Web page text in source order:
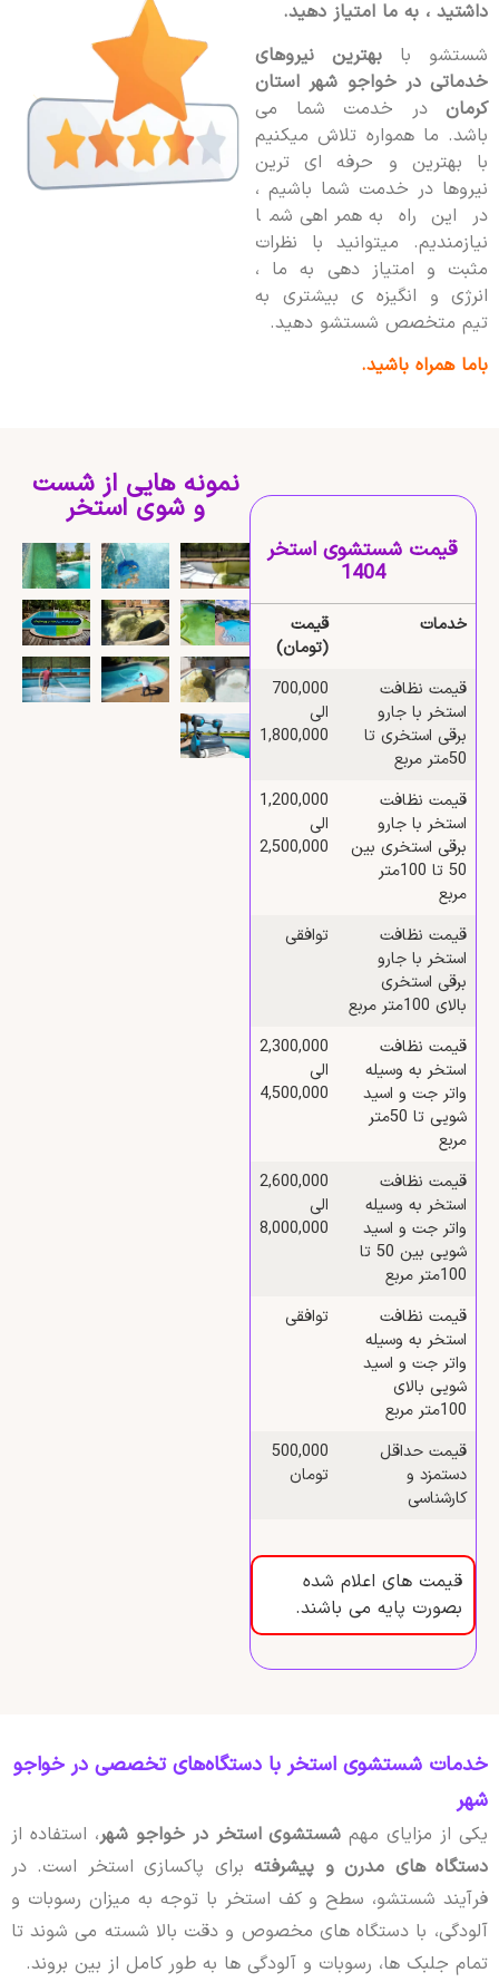
داشتید ، به ما امتیاز دهید.
شستشو با
بهترین نیروهای
خدماتی در خواجو شهر استان
کرماندر خدمت شما می
باشد. ما همواره تلاش میکنیم
با بهترین و حرفه ای ترین
نیروها در خدمت شما باشیم ،
در این راه به همراهی شما
نیازمندیم. میتوانید با نظرات
مثبت و امتیاز دهی به ما ،
انرژی و انگیزه ی بیشتری به
تیم متخصص شستشو دهید.
باما همراه باشید.
قیمت شستشوی استخر
1404
خدمات
قیمت
(تومان)
قیمت نظافت
استخر با جارو
برقی استخری تا
50متر مربع
700,000
الی
1,800,000
قیمت نظافت
استخر با جارو
برقی استخری بین
50 تا 100متر
مربع
1,200,000
الی
2,500,000
قیمت نظافت
استخر با جارو
برقی استخری
بالای 100متر مربع
توافقی
قیمت نظافت
استخر به وسیله
واتر جت و اسید
شویی تا 50متر
مربع
2,300,000
الی
4,500,000
قیمت نظافت
استخر به وسیله
واتر جت و اسید
شویی بین 50 تا
100متر مربع
2,600,000
الی
8,000,000
قیمت نظافت
استخر به وسیله
واتر جت و اسید
شویی بالای
100متر مربع
توافقی
قیمت حداقل
دستمزد و
کارشناسی
500,000
تومان
قیمت های اعلام شده
بصورت پایه می باشند.
نمونه هایی از شست
و شوی استخر
خدمات شستشوی استخر با دستگاه‌های تخصصی در خواجو
شهر
یکی از مزایای مهم شستشوی استخر در خواجو شهر، استفاده از
دستگاه های مدرن و پیشرفتهبرای پاکسازی استخر است. در
فرآیند شستشو، سطح و کف استخر با توجه به میزان رسوبات و
آلودگی، با دستگاه های مخصوص و دقت بالا شسته می شوند تا
تمام جلبک ها، رسوبات و آلودگی ها به طور کامل از بین بروند.